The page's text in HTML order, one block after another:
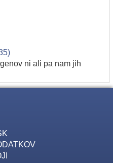
ni ali pa nam jih